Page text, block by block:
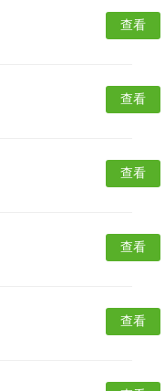
查看
查看
查看
查看
查看